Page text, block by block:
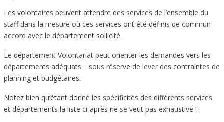
Les volontaires peuvent attendre des services de l’ensemble du
staff dans la mesure où ces services ont été définis de commun
accord avec le département sollicité.
Le département Volontariat peut orienter les demandes vers les
départements adéquats… sous réserve de lever des contraintes de
planning et budgétaires.
Notez bien qu’étant donné les spécificités des différents services
et départements la liste ci-après ne se veut pas exhaustive !